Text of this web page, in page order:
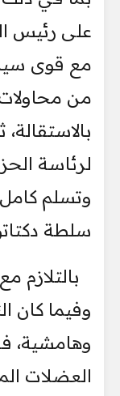
على رئيس
مع قوى
من محاولات
لرئاسة
وتسلم
سلطة
بالتلازم
وفيما كان
وهامشية،
العضلات